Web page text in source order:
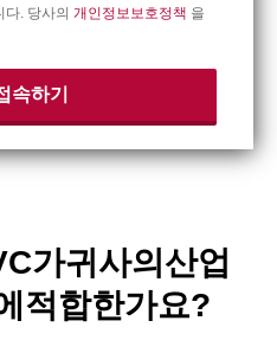
. 당사의 개인정보보호정책 을
가귀사의산업
적합한가요?